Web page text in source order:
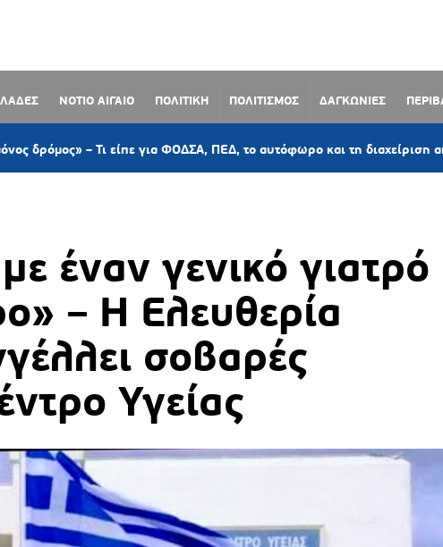
ΝΟΤΙΟ ΑΙΓΑΙΟ ΠΟΛΙΤΙΚΗ ΠΟΛΙΤΙΣΜΟΣ ΔΑΓΚΩΝΙΕΣ
Τι είπε για ΦΟΔΣΑ, ΠΕΔ, το αυτόφωρο και τη διαχείριση
έναν γενικό γιατρό
– Η Ελευθερία
σοβαρές
Υγείας